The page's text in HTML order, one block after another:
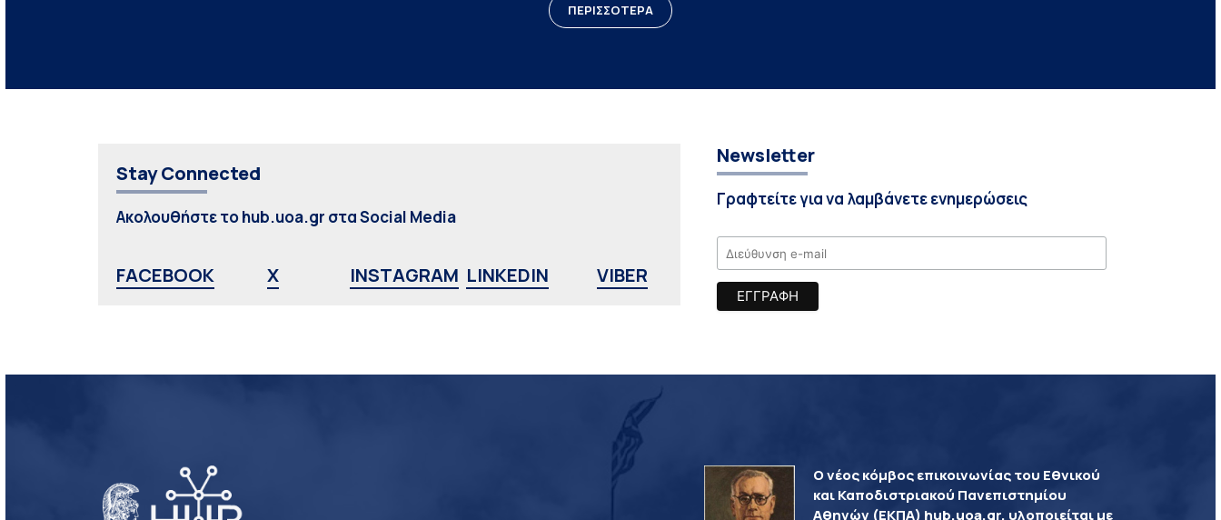
ΠΕΡΙΣΣΟΤΕΡΑ
Stay Connected
Ακολουθήστε το hub.uoa.gr στα Social Media
FACEBOOK X INSTAGRAM LINKEDIN VIBER
Newsletter
Γραφτείτε για να λαμβάνετε ενημερώσεις
Ο νέος κόμβος επικοινωνίας του Εθνικού
και Καποδιστριακού Πανεπιστημίου
Αθηνών (ΕΚΠΑ) hub.uoa.gr, υλοποιείται με